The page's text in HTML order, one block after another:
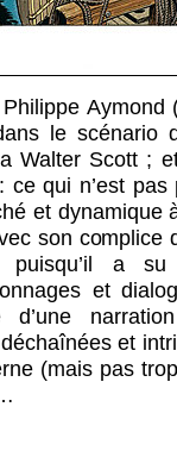
Philippe
le scénario
Walter Scott ;
qui n’est
et dynamique
son complice
a su
et
d’une
et
(mais pas